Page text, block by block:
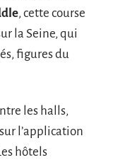
, cette course
la Seine, qui
figures du
les halls,
l’application
hôtels